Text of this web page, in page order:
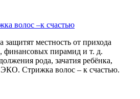
волос –к счастью
местность от прихода
финансовых пирамид и т. д.
рода, зачатия ребёнка,
Стрижка волос – к счастью.